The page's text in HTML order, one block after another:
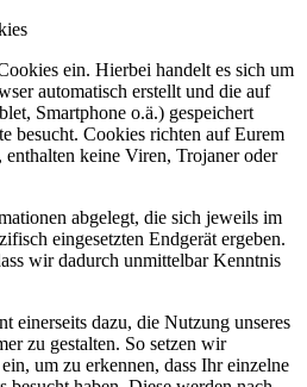
ein. Hierbei handelt es sich um
automatisch erstellt und die auf
Smartphone o.ä.) gespeichert
besucht. Cookies richten auf Eurem
enthalten keine Viren, Trojaner oder
abgelegt, die sich jeweils im
eingesetzten Endgerät ergeben.
wir dadurch unmittelbar Kenntnis
einerseits dazu, die Nutzung unseres
zu gestalten. So setzen wir
um zu erkennen, dass Ihr einzelne